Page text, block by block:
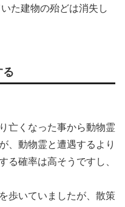
た建物の殆どは消失し
る
亡くなった事から動物霊
、動物霊と遭遇するより
る確率は高そうですし、
歩いていましたが、散策